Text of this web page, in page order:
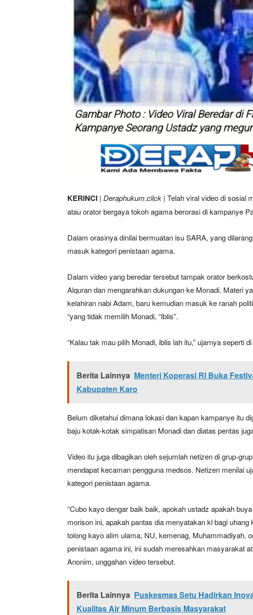
KERINCI | Deraphukum.click | Telah viral video di sosial
atau orator bergaya tokoh agama berorasi di kampanye
Dalam orasinya dinilai bermuatan isu SARA, yang
masuk kategori penistaan agama.
Dalam video yang beredar tersebut tampak orator
Alquran dan mengarahkan dukungan ke Monadi. Materi
kelahiran nabi Adam, baru kemudian masuk ke ranah
“yang tidak memilih Monadi, “Iblis”.
“Kalau tak mau pilih Monadi, iblis lah itu,” ujarnya seperti
Berita Lainnya Menteri Koperasi RI Buka
Kabupaten Karo
Belum diketahui dimana lokasi dan kapan kampanye itu
baju kotak-kotak simpatisan Monadi dan diatas pentas
Video itu juga dibagikan oleh sejumlah netizen di grup-
mendapat kecaman pengguna medsos. Netizen menilai
kategori penistaan agama.
“Cubo kayo dengar baik baik, apokah ustadz apakah
morison ini, apakah pantas dia menyatakan kl bagi
tolong kayo alim ulama, NU, kemenag, Muhammadiyah,
penistaan agama ini, ini sudah meresahkan masyarakat
Anonim, unggahan video tersebut.
Berita Lainnya Puskesmas Setu Hadirkan
Kualitas Air Minum Berbasis Masyarakat